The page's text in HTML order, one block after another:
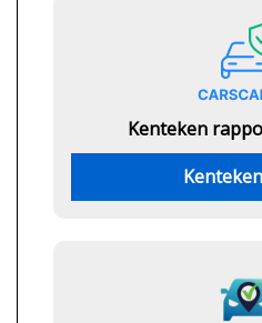
Kenteken